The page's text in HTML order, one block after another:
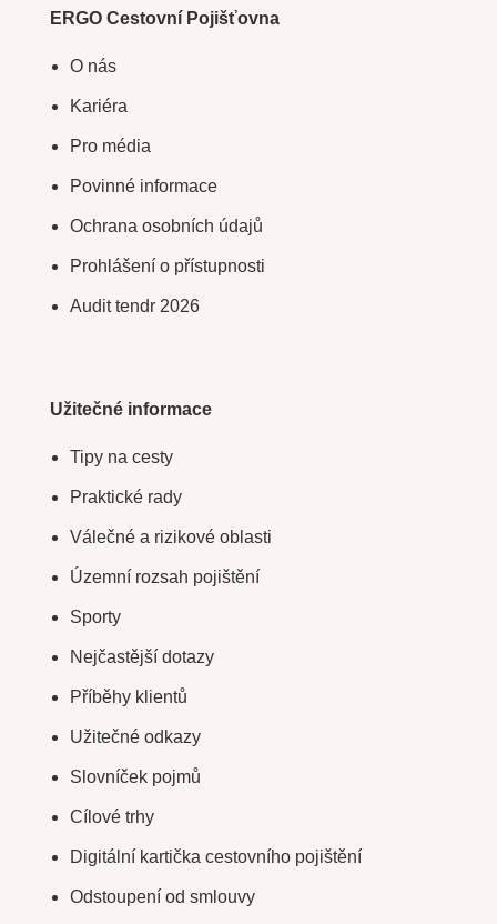
ERGO Cestovní Pojišťovna
O nás
Kariéra
Pro média
Povinné informace
Ochrana osobních údajů
Prohlášení o přístupnosti
Audit tendr 2026
Užitečné informace
Tipy na cesty
Praktické rady
Válečné a rizikové oblasti
Územní rozsah pojištění
Sporty
Nejčastější dotazy
Příběhy klientů
Užitečné odkazy
Slovníček pojmů
Cílové trhy
Digitální kartička cestovního pojištění
Odstoupení od smlouvy